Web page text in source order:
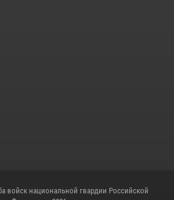
войск национальной гвардии Российской